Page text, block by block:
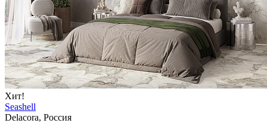
Хит!
Seashell
Delacora, Россия